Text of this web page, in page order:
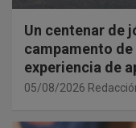
Un centenar de
campamento de
experiencia de
05/08/2026